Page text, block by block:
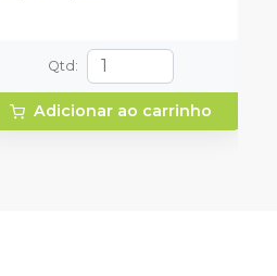
Qtd :
Adicionar ao carrinho